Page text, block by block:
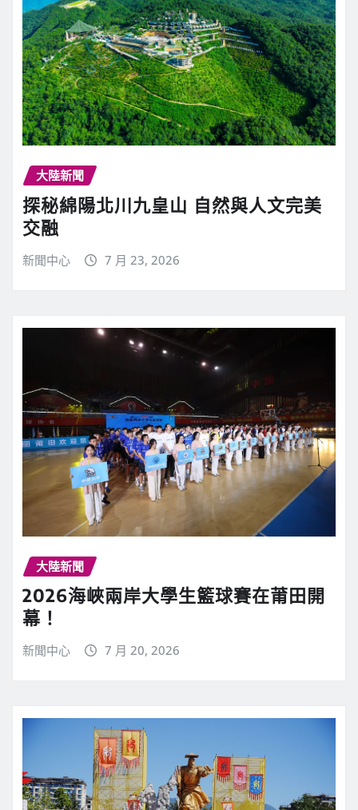
大陸新聞
探秘綿陽北川九皇山 自然與人文完美
交融
新聞中心 7 月 23, 2026
大陸新聞
2026海峽兩岸大學生籃球賽在莆田開
幕！
新聞中心 7 月 20, 2026